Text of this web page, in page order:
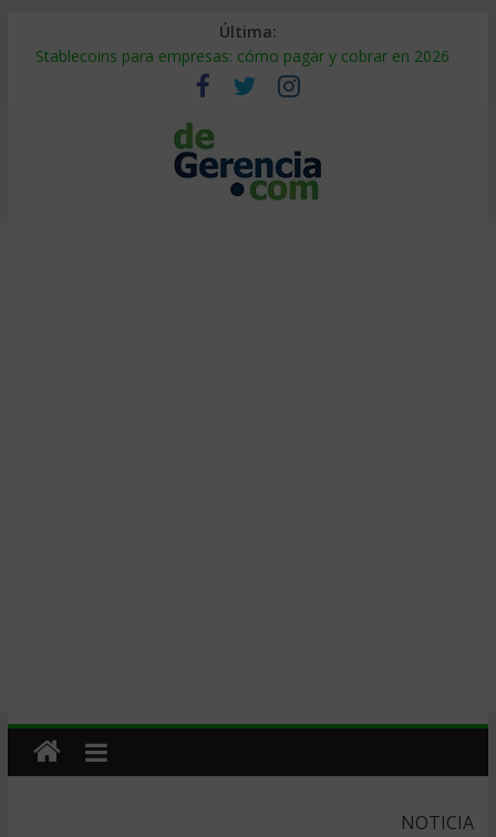
Última:
Stablecoins para empresas: cómo pagar y cobrar en 2026
Despido silencioso: qué es y por qué sale tan caro
IA en selección de personal: cómo auditarla a tiempo
Trabajo forzoso en la cadena de suministro: qué hacer
Mercado hispano de EE. UU.: cómo segmentarlo y venderle
NOTICIA